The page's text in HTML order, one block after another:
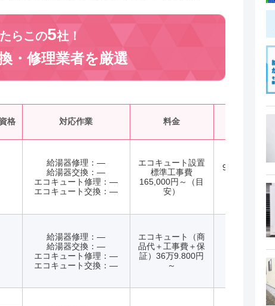
らこの5社！
・修理業者を厳選
格 対応作業 料金
給湯器修理：―
給湯器交換：―
エコキュート修理：―
エコキュート交換：―
エコキュート設置
標準工事費
165,000円～（目
安）
9:00〜18:00
日曜日、祝
給湯器修理：―
給湯器交換：―
エコキュート修理：―
エコキュート交換：―
エコキュート（商
品代＋工事費＋保
証）36万9.800円
～